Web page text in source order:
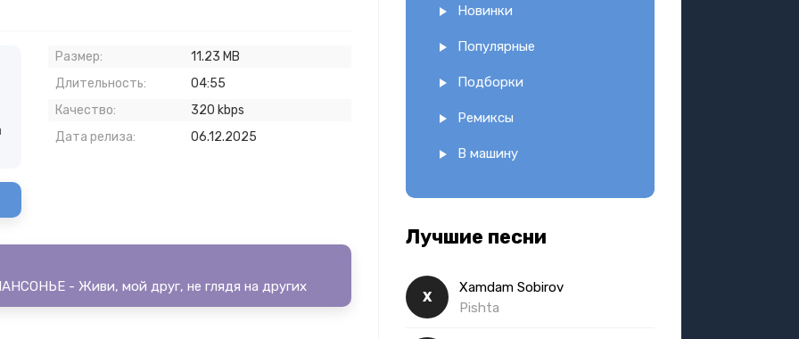
Размер:
11.23 MB
Длительность:
04:55
Качество:
320 kbps
Дата релиза:
06.12.2025
- Живи, мой друг, не глядя на других
Новинки
Популярные
Подборки
Ремиксы
В машину
Лучшие песни
X
Xamdam Sobirov
Pishta